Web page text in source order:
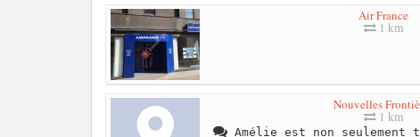
Air France
1 km
Nouvelles
1 km
Amélie est non seulement